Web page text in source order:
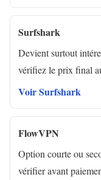
Surfshark
Devient surtout
vérifiez le prix final
Voir Surfshark
FlowVPN
Option courte ou
vérifier avant